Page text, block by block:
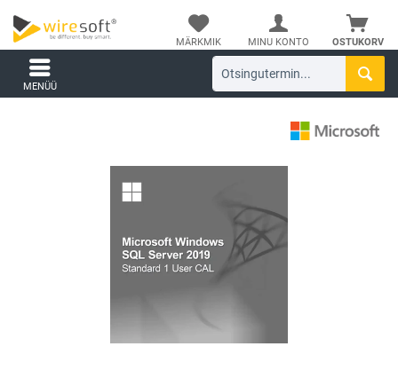
OSTUKORV
MÄRKMIK MINU KONTO
MENÜÜ